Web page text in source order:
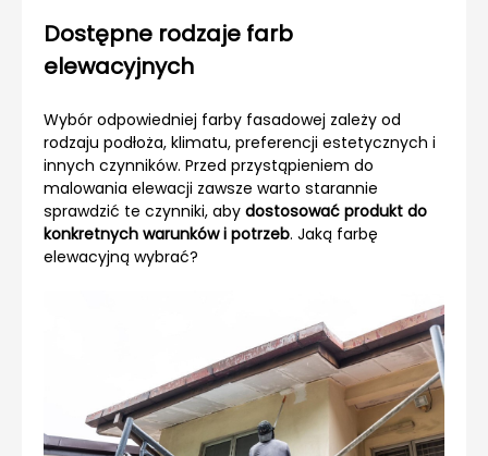
Dostępne rodzaje farb
elewacyjnych
Wybór odpowiedniej farby fasadowej zależy od
rodzaju podłoża, klimatu, preferencji estetycznych i
innych czynników. Przed przystąpieniem do
malowania elewacji zawsze warto starannie
sprawdzić te czynniki, aby dostosować produkt do
konkretnych warunków i potrzeb. Jaką farbę
elewacyjną wybrać?